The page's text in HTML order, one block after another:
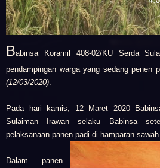
Babinsa Koramil 408-02/KU Serda
pendampingan warga yang sedang penen
(12/03/2020)
Pada hari kamis, 12 Maret 2020
Sulaiman Irawan selaku Babinsa
pelaksanaan panen padi di hamparan
Dalam panen